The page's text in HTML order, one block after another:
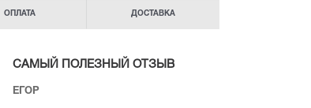
ОПЛАТА ДОСТАВКА
САМЫЙ ПОЛЕЗНЫЙ ОТЗЫВ
ЕГОР